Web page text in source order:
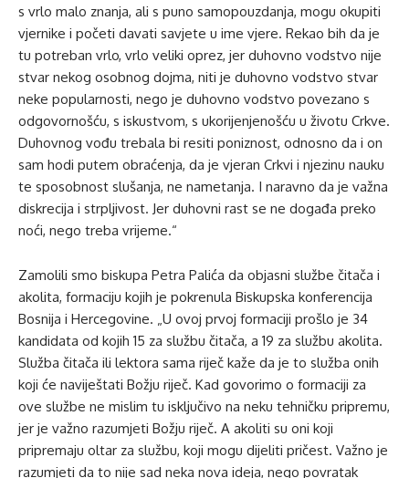
s vrlo malo znanja, ali s puno samopouzdanja, mogu okupiti
vjernike i početi davati savjete u ime vjere. Rekao bih da je
tu potreban vrlo, vrlo veliki oprez, jer duhovno vodstvo nije
stvar nekog osobnog dojma, niti je duhovno vodstvo stvar
neke popularnosti, nego je duhovno vodstvo povezano s
odgovornošću, s iskustvom, s ukorijenjenošću u životu Crkve.
Duhovnog vođu trebala bi resiti poniznost, odnosno da i on
sam hodi putem obraćenja, da je vjeran Crkvi i njezinu nauku
te sposobnost slušanja, ne nametanja. I naravno da je važna
diskrecija i strpljivost. Jer duhovni rast se ne događa preko
noći, nego treba vrijeme.“
Zamolili smo biskupa Petra Palića da objasni službe čitača i
akolita, formaciju kojih je pokrenula Biskupska konferencija
Bosnija i Hercegovine. „U ovoj prvoj formaciji prošlo je 34
kandidata od kojih 15 za službu čitača, a 19 za službu akolita.
Služba čitača ili lektora sama riječ kaže da je to služba onih
koji će naviještati Božju riječ. Kad govorimo o formaciji za
ove službe ne mislim tu isključivo na neku tehničku pripremu,
jer je važno razumjeti Božju riječ. A akoliti su oni koji
pripremaju oltar za službu, koji mogu dijeliti pričest. Važno je
razumjeti da to nije sad neka nova ideja, nego povratak